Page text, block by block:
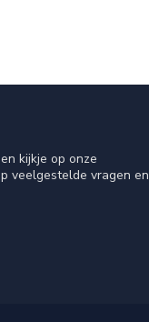
kijkje op onze
veelgestelde vragen en